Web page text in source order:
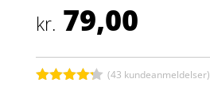
kr. 79,00
(43 kundeanmeldelser)